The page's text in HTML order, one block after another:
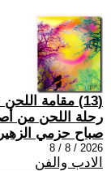
(13) مقامة
رحلة اللحن من
صباح حزمي
2026 / 8 / 8
الادب والفن